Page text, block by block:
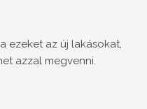
ezeket az új lakásokat,
azzal megvenni.